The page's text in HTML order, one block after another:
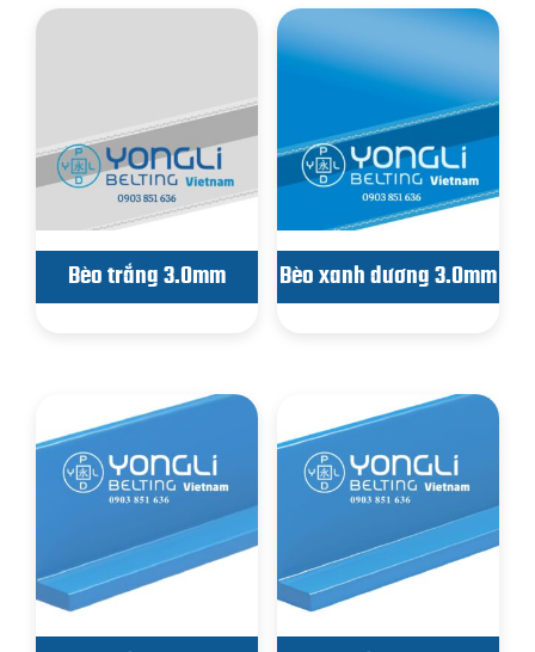
Bèo trắng 3.0mm Bèo xanh dương 3.0mm